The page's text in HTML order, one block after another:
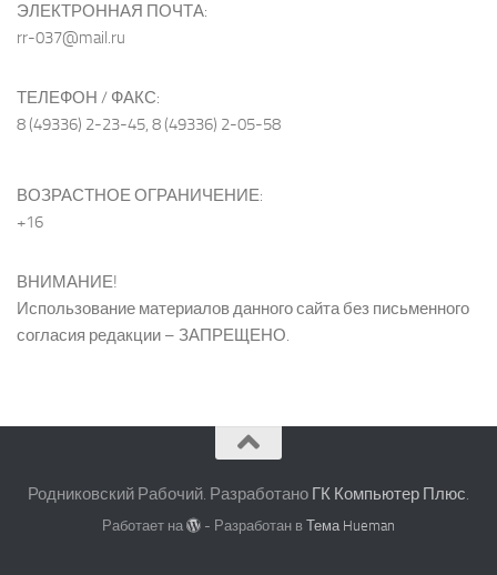
ЭЛЕКТРОННАЯ ПОЧТА:
rr-037@mail.ru
ТЕЛЕФОН / ФАКС:
8 (49336) 2-23-45, 8 (49336) 2-05-58
ВОЗРАСТНОЕ ОГРАНИЧЕНИЕ:
+16
ВНИМАНИЕ!
Использование материалов данного сайта без письменного
согласия редакции – ЗАПРЕЩЕНО.
Родниковский Рабочий. Разработано ГК Компьютер Плюс.
Работает на - Разработан вТема Hueman